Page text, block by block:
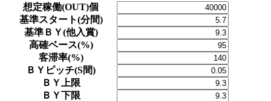
想定稼働(OUT)個
基準スタート(分間)
基準ＢＹ(他入賞)
高確ベース(%)
客滞率(%)
ＢＹピッチ(S間)
ＢＹ上限
ＢＹ下限